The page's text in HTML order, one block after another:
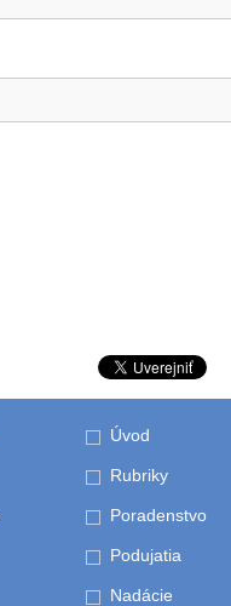
Úvod
Rubriky
Poradenstvo
Podujatia
Nadácie